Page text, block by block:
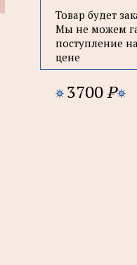
Товар будет
Мы не можем
поступление
цене
3700P